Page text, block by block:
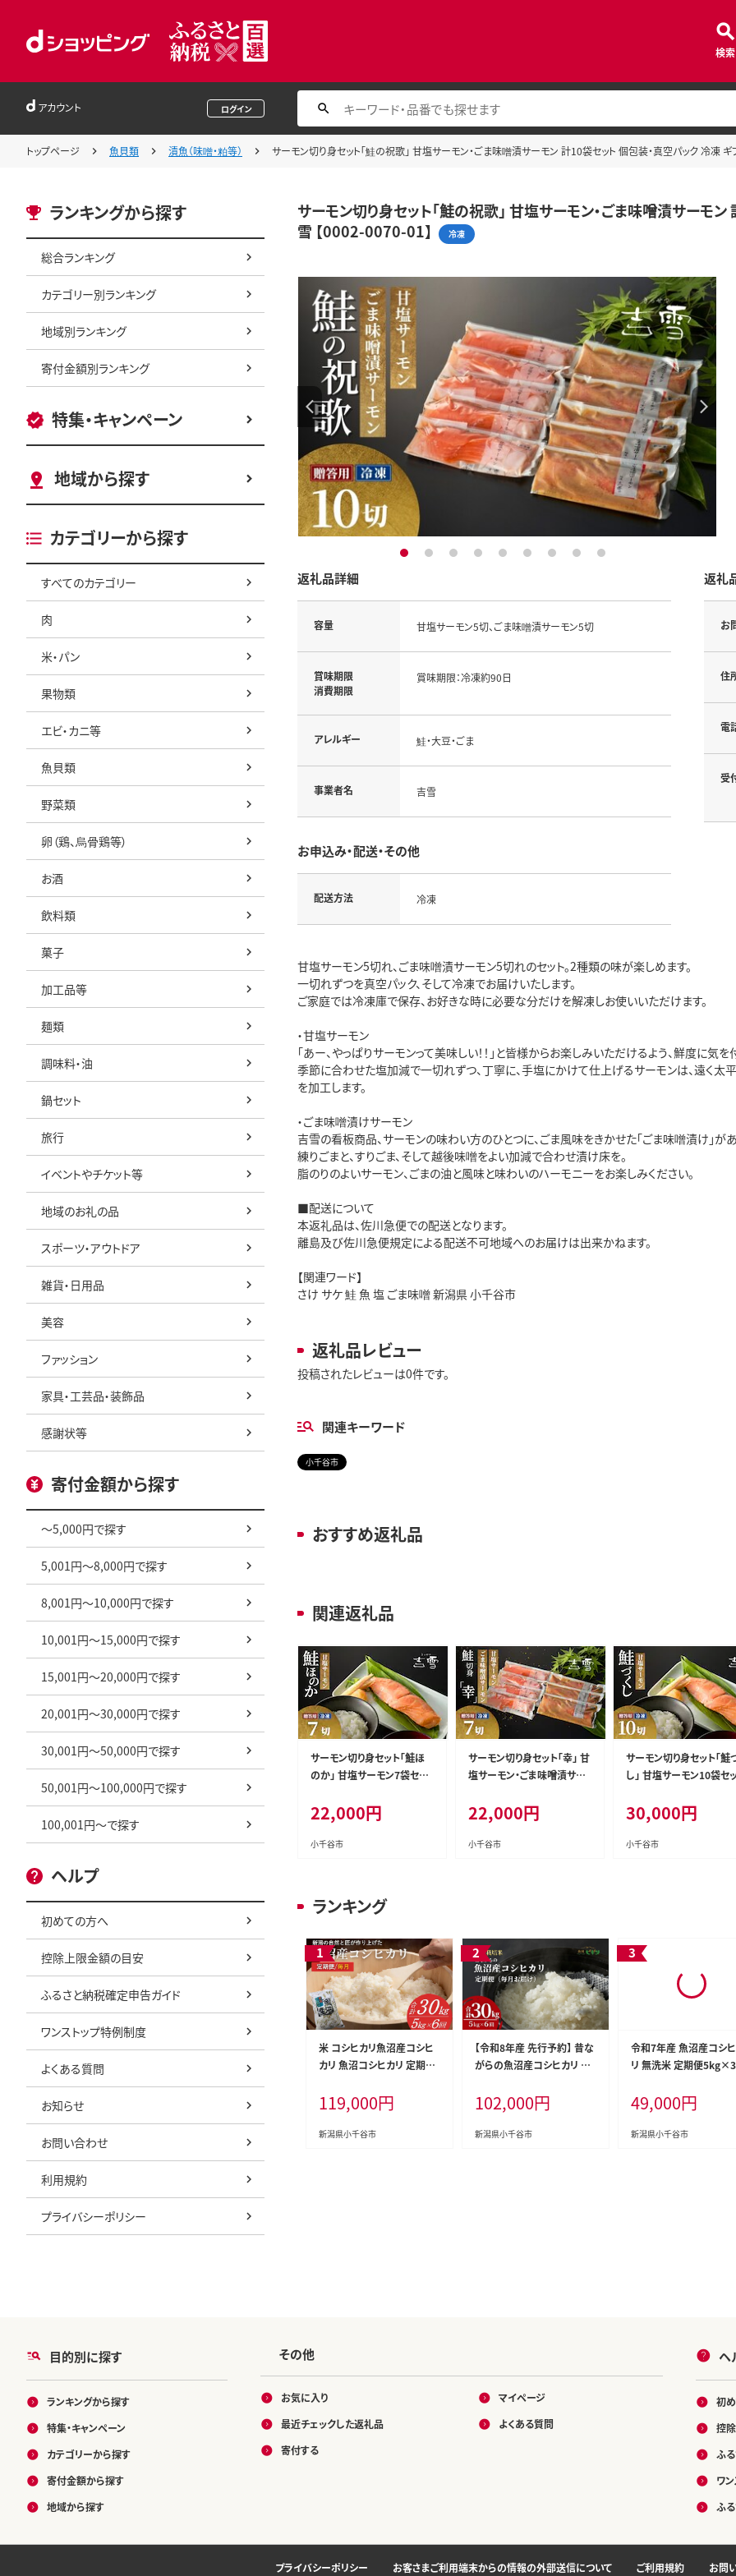
検索
アカウント ログイン
トップページ 魚貝類 漬魚（味噌・粕等） サーモン切り身セット「鮭の祝歌」 甘塩サーモン・ごま味噌漬サーモン 計10袋セット 個包装・真空パック 冷凍
ランキングから探す
総合ランキング
カテゴリー別ランキング
地域別ランキング
寄付金額別ランキング
特集・キャンペーン
地域から探す
カテゴリーから探す
すべてのカテゴリー
肉
米・パン
果物類
エビ・カニ等
魚貝類
野菜類
卵（鶏、烏骨鶏等）
お酒
飲料類
菓子
加工品等
麺類
調味料・油
鍋セット
旅行
イベントやチケット等
地域のお礼の品
スポーツ・アウトドア
雑貨・日用品
美容
ファッション
家具・工芸品・装飾品
感謝状等
寄付金額から探す
～5,000円で探す
5,001円～8,000円で探す
8,001円～10,000円で探す
10,001円～15,000円で探す
15,001円～20,000円で探す
20,001円～30,000円で探す
30,001円～50,000円で探す
50,001円～100,000円で探す
100,001円～で探す
ヘルプ
初めての方へ
控除上限金額の目安
ふるさと納税確定申告ガイド
ワンストップ特例制度
よくある質問
お知らせ
お問い合わせ
利用規約
プライバシーポリシー
サーモン切り身セット「鮭の祝歌」 甘塩サーモン・ごま味噌漬サーモ
雪 【0002-0070-01】
冷凍
1 2 3 4 5 6 7 8 9
返礼品詳細
容量 甘塩サーモン5切、ごま味噌漬サーモン5切
賞味期限
消費期限
賞味期限：冷凍約90日
アレルギー 鮭・大豆・ごま
事業者名 吉雪
お申込み・配送・その他
配送方法 冷凍
返礼
お
住
電
受
甘塩サーモン5切れ、ごま味噌漬サーモン5切れのセット。2種類の味が楽しめます。
一切れずつを真空パック、そして冷凍でお届けいたします。
ご家庭では冷凍庫で保存、お好きな時に必要な分だけを解凍しお使いいただけます。
・甘塩サーモン
「あー、やっぱりサーモンって美味しい！！」と皆様からお楽しみいただけるよう、鮮度に
季節に合わせた塩加減で一切れずつ、丁寧に、手塩にかけて仕上げるサーモンは、遠く太
を加工します。
・ごま味噌漬けサーモン
吉雪の看板商品、サーモンの味わい方のひとつに、ごま風味をきかせた「ごま味噌漬け」があ
練りごまと、すりごま、そして越後味噌をよい加減で合わせ漬け床を。
脂のりのよいサーモン、ごまの油と風味と味わいのハーモニーをお楽しみください。
■配送について
本返礼品は、佐川急便での配送となります。
離島及び佐川急便規定による配送不可地域へのお届けは出来かねます。
【関連ワード】
さけ サケ 鮭 魚 塩 ごま味噌 新潟県 小千谷市
返礼品レビュー
投稿されたレビューは0件です。
関連キーワード
小千谷市
おすすめ返礼品
関連返礼品
サーモン切り身セット「鮭ほ
のか」 甘塩サーモン7袋セッ
ギフト対応 吉雪 【0002-005
2-01】
22,000円
小千谷市
サーモン切り身セット「幸」 甘
塩サーモン・ごま味噌漬サー
空パック 冷凍 ギフト対応 吉
雪 【0002-0053-01】
22,000円
小千谷市
サーモン切り身セット「鮭
し」 甘塩サーモン10袋セ
フト対応 吉雪 【0002-
30,000円
小千谷市
ランキング
米 コシヒカリ魚沼産コシヒ
カリ 魚沼コシヒカリ 定期便
届け 令和8年産 先行予約 精
米 共栄農工社 | 魚沼産こし
ひかり 魚沼こしひかり 新潟
119,000円
新潟県小千谷市
【令和8年産 先行予約】 昔な
がらの魚沼産コシヒカリ 精
農園ビギン 【0002-BN12DB
00-02】
102,000円
新潟県小千谷市
令和7年産 魚沼産コシ
リ 無洗米 定期便
T02DB00】
49,000円
新潟県小千谷市
目的別に探す
ランキングから探す
特集・キャンペーン
カテゴリーから探す
寄付金額から探す
地域から探す
その他
お気に入り
最近チェックした返礼品
寄付する
マイページ
よくある質問
ヘ
初
控
ふ
ワ
ふる
プライバシーポリシー お客さまご利用端末からの情報の外部送信について ご利用規約 お問